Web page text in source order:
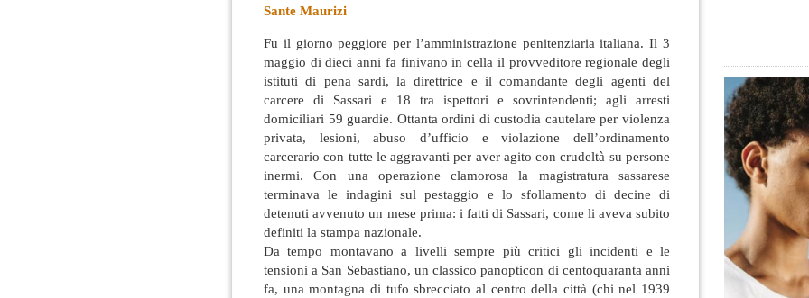
Sante Maurizi
Fu il giorno peggiore per l’amministrazione penitenziaria italiana. Il 3
maggio di dieci anni fa finivano in cella il provveditore regionale degli
istituti di pena sardi, la direttrice e il comandante degli agenti del
carcere di Sassari e 18 tra ispettori e sovrintendenti; agli arresti
domiciliari 59 guardie. Ottanta ordini di custodia cautelare per violenza
privata, lesioni, abuso d’ufficio e violazione dell’ordinamento
carcerario con tutte le aggravanti per aver agito con crudeltà su persone
inermi. Con una operazione clamorosa la magistratura sassarese
terminava le indagini sul pestaggio e lo sfollamento di decine di
detenuti avvenuto un mese prima: i fatti di Sassari, come li aveva subito
definiti la stampa nazionale.
Da tempo montavano a livelli sempre più critici gli incidenti e le
tensioni a San Sebastiano, un classico panopticon di centoquaranta anni
fa, una montagna di tufo sbrecciato al centro della città (chi nel 1939